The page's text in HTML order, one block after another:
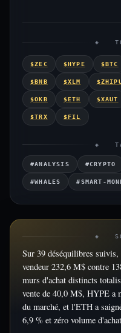
◈
$ZEC $HYPE $BTC
$BNB $XLM
$OKB $ETH $XAUT
$TRX $FIL
◈
#ANALYSIS #CRYPTO
#WHALES #SMART-
◈
Sur 39 déséquilibres
vendeur 232,6 M$ contre
murs d'achat distincts
vente de 40,0 M$, HYPE a
du marché, et l'ETH a
6,9 % et zéro volume